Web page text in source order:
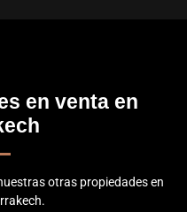
en venta en
otras propiedades en